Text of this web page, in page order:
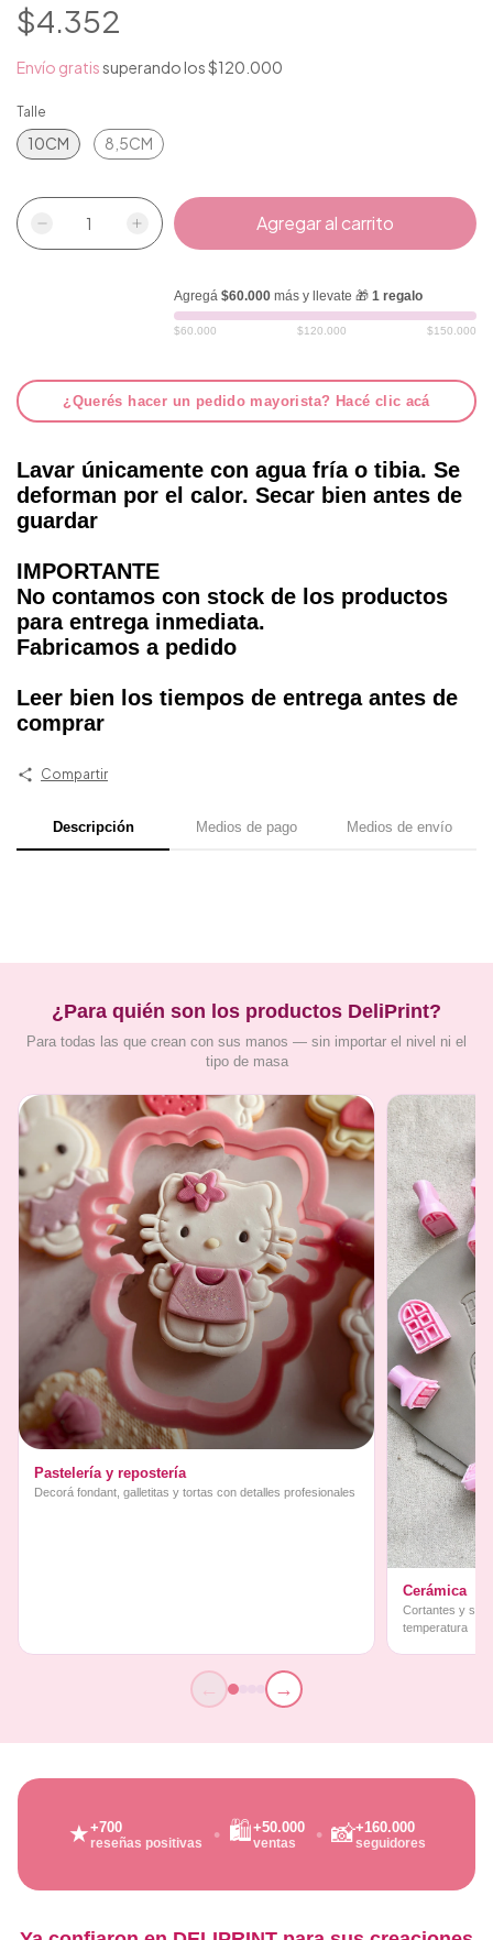
$4.352
Envío gratissuperando los$120.000
Talle
10CM 8,5CM
Agregá $60.000más y llevate 🎁 1 regalo
$60.000 $120.000 $150.000
¿Querés hacer un pedido mayorista? Hacé clic acá
Lavar únicamente con agua fría o tibia. Se
deforman por el calor. Secar bien antes de
guardar
IMPORTANTE
No contamos con stock de los productos
para entrega inmediata.
Fabricamos a pedido
Leer bien los tiempos de entrega antes de
comprar
Compartir
Descripción Medios de pago Medios de envío
¿Para quién son los productos DeliPrint?
Para todas las que crean con sus manos — sin importar el nivel ni el
tipo de masa
Pastelería y repostería
Decorá fondant, galletitas y tortas con detalles profesionales
Cerámica
Cortantes y
temperatura
← →
★+700
reseñas positivas 🛍️+50.000
ventas 📸+160.000
seguidores